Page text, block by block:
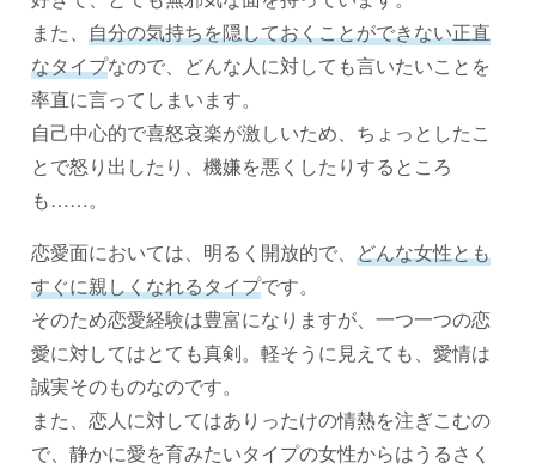
また、 自分の気持ちを隠しておくことができない正直
なタイプなので、どんな人に対しても言いたいことを
率直に言ってしまいます。
自己中心的で喜怒哀楽が激しいため、ちょっとしたこ
とで怒り出したり、機嫌を悪くしたりするところ
も……。
恋愛面においては、明るく開放的で、 どんな女性とも
すぐに親しくなれるタイプです。
そのため恋愛経験は豊富になりますが、一つ一つの恋
愛に対してはとても真剣。軽そうに見えても、愛情は
誠実そのものなのです。
また、恋人に対してはありったけの情熱を注ぎこむの
で、静かに愛を育みたいタイプの女性からはうるさく